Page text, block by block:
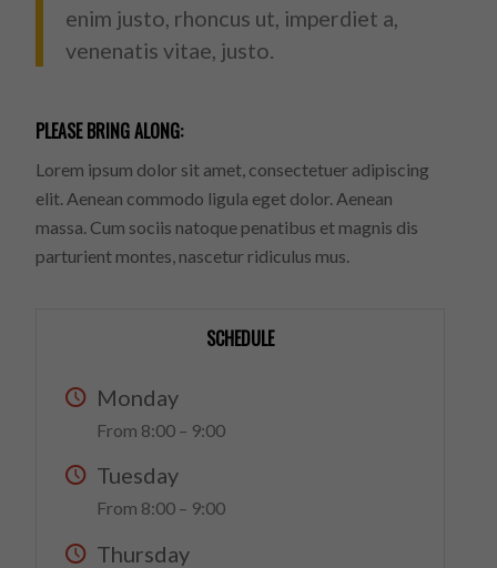
enim justo, rhoncus ut, imperdiet a,
venenatis vitae, justo.
PLEASE BRING ALONG:
Lorem ipsum dolor sit amet, consectetuer adipiscing
elit. Aenean commodo ligula eget dolor. Aenean
massa. Cum sociis natoque penatibus et magnis dis
parturient montes, nascetur ridiculus mus.
SCHEDULE
Monday
From 8:00 – 9:00
Tuesday
From 8:00 – 9:00
Thursday